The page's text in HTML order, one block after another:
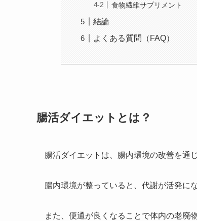
食物繊維サプリメント
結論
よくある質問（FAQ）
腸活ダイエットとは？
腸活ダイエットは、腸内環境の改善を通
腸内環境が整っていると、代謝が活発に
また、便通が良くなることで体内の老廃